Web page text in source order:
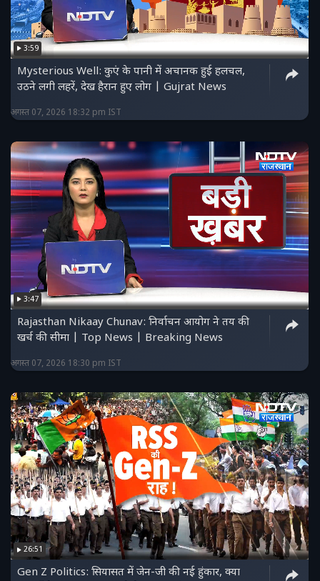
3:59
Mysterious Well: कुएं के पानी में अचानक हुई हलचल,
उठने लगी लहरें, देख हैरान हुए लोग | Gujrat News
अगस्त 07, 2026 18:32 pm IST
3:47
Rajasthan Nikaay Chunav: निर्वाचन आयोग ने तय की
खर्च की सीमा | Top News | Breaking News
अगस्त 07, 2026 18:30 pm IST
26:51
Gen Z Politics: सियासत में जेन-जी की नई हुंकार, क्या